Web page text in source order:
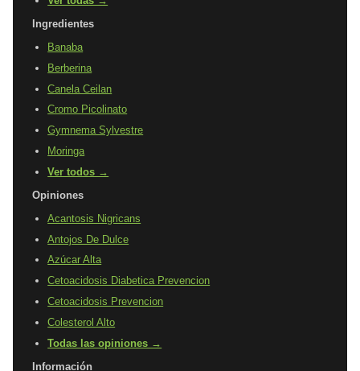
Ingredientes
Banaba
Berberina
Canela Ceilan
Cromo Picolinato
Gymnema Sylvestre
Moringa
Ver todos →
Opiniones
Acantosis Nigricans
Antojos De Dulce
Azúcar Alta
Cetoacidosis Diabetica Prevencion
Cetoacidosis Prevencion
Colesterol Alto
Todas las opiniones →
Información